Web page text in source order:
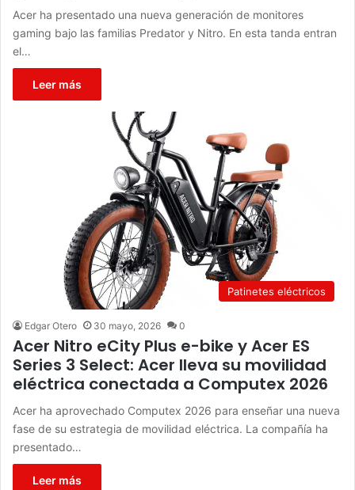
Acer ha presentado una nueva generación de monitores
gaming bajo las familias Predator y Nitro. En esta tanda entran
el…
Leer más
Patinetes eléctricos
Edgar Otero 30 mayo, 2026 0
Acer Nitro eCity Plus e-bike y Acer ES
Series 3 Select: Acer lleva su movilidad
eléctrica conectada a Computex 2026
Acer ha aprovechado Computex 2026 para enseñar una nueva
fase de su estrategia de movilidad eléctrica. La compañía ha
presentado…
Leer más